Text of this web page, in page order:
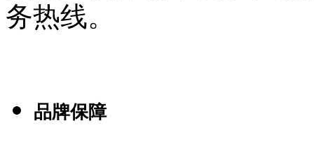
务热线。
品牌保障